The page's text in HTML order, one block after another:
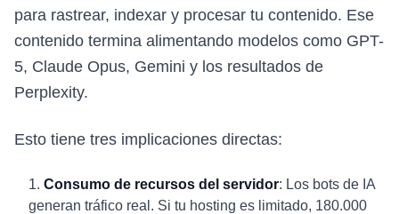
para rastrear, indexar y procesar tu contenido. Ese
contenido termina alimentando modelos como GPT-
5, Claude Opus, Gemini y los resultados de
Perplexity.
Esto tiene tres implicaciones directas:
Consumo de recursos del servidor: Los bots de IA
generan tráfico real. Si tu hosting es limitado, 180.000